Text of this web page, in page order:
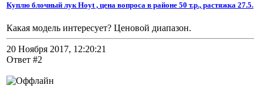
Куплю блочный лук Hoyt , цена вопроса в районе 50 т.р., растяжка 27.5.
Какая модель интересует? Ценовой диапазон.
20 Ноября 2017, 12:20:21
Ответ #2